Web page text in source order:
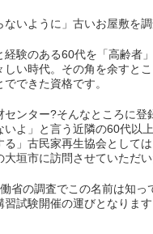
ないように」古いお屋敷を
経験のある60代を「高齢者
しい時代。その角を余すと
できた資格です。
センター?そんなところに
いよ」と言う近隣の60代以
る」古民家再生協会として
大垣市に訪問させていただい
省の調査でこの名前は知っ
習試験開催の運びとなりま